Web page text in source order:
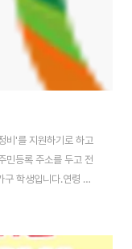
비'를 지원하기로 하고
민등록 주소를 두고 전
학생입니다.연령 제
망자는 오는 25일 부
신청하면 됩니다.정성